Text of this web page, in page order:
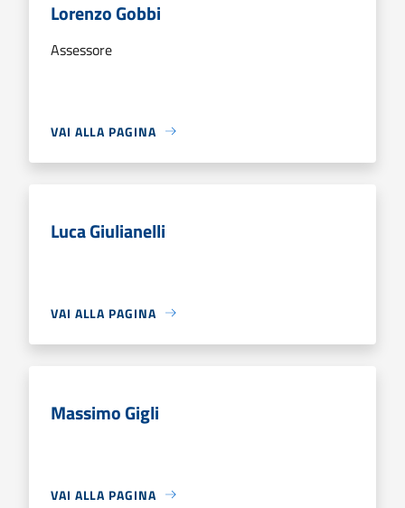
Lorenzo Gobbi
Assessore
VAI ALLA PAGINA
Luca Giulianelli
VAI ALLA PAGINA
Massimo Gigli
VAI ALLA PAGINA